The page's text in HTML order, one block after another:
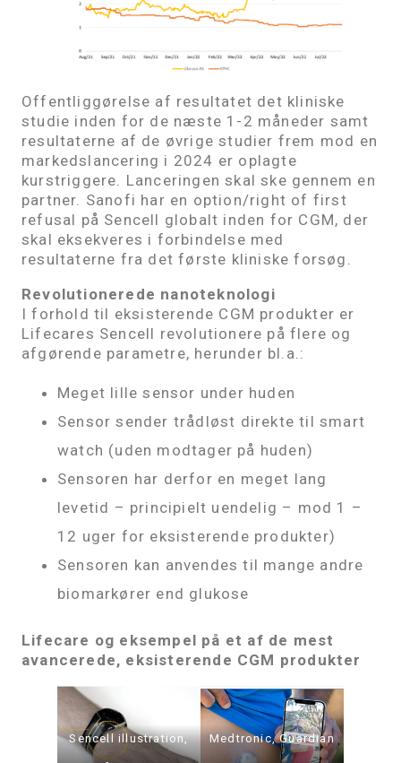
Offentliggørelse af resultatet det kliniske
studie inden for de næste 1-2 måneder samt
resultaterne af de øvrige studier frem mod en
markedslancering i 2024 er oplagte
kurstriggere. Lanceringen skal ske gennem en
partner. Sanofi har en option/right of first
refusal på Sencell globalt inden for CGM, der
skal eksekveres i forbindelse med
resultaterne fra det første kliniske forsøg.
Revolutionerede nanoteknologi
I forhold til eksisterende CGM produkter er
Lifecares Sencell revolutionere på flere og
afgørende parametre, herunder bl.a.:
Meget lille sensor under huden
Sensor sender trådløst direkte til smart
watch (uden modtager på huden)
Sensoren har derfor en meget lang
levetid – principielt uendelig – mod 1 –
12 uger for eksisterende produkter)
Sensoren kan anvendes til mange andre
biomarkører end glukose
Lifecare og eksempel på et af de mest
avancerede, eksisterende CGM produkter
Sencell illustration, Medtronic, Guardian